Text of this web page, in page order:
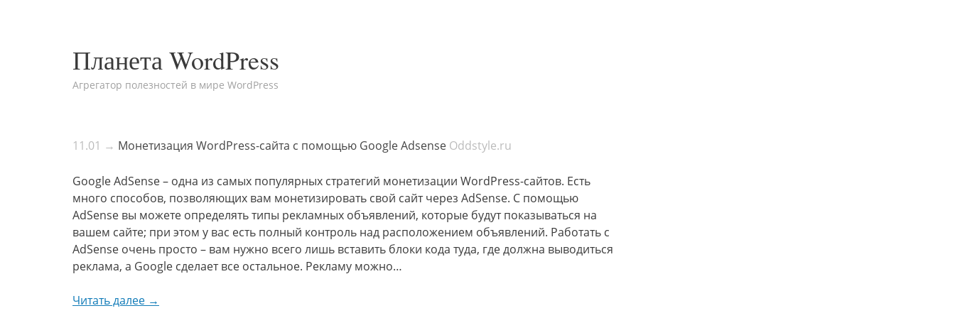
Планета WordPress
Агрегатор полезностей в мире WordPress
11.01 → Монетизация WordPress-сайта с помощью Google Adsense Oddstyle.ru
Google AdSense – одна из самых популярных стратегий монетизации WordPress-сайтов. Есть
много способов, позволяющих вам монетизировать свой сайт через AdSense. С помощью
AdSense вы можете определять типы рекламных объявлений, которые будут показываться на
вашем сайте; при этом у вас есть полный контроль над расположением объявлений. Работать с
AdSense очень просто – вам нужно всего лишь вставить блоки кода туда, где должна выводиться
реклама, а Google сделает все остальное. Рекламу можно…
Читать далее →